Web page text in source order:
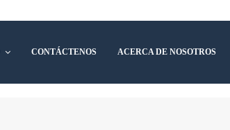
CONTÁCTENOS ACERCA DE NOSOTROS